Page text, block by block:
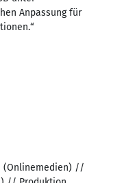
Anpassung für
(Onlinemedien) //